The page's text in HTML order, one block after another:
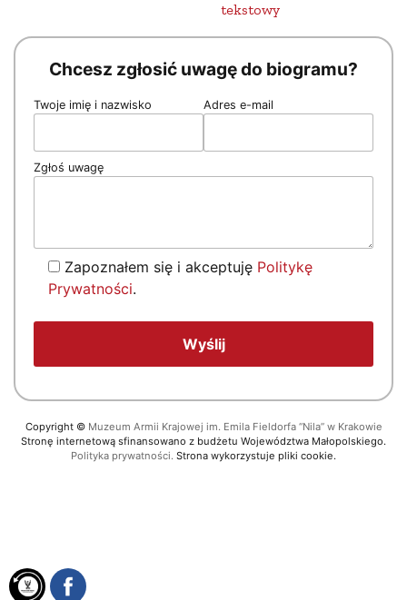
tekstowy
Chcesz zgłosić uwagę do biogramu?
Twoje imię i nazwisko Adres e-mail
Zgłoś uwagę
Zapoznałem się i akceptuję Politykę
Prywatności.
Copyright © Muzeum Armii Krajowej im. Emila Fieldorfa “Nila” w Krakowie
Stronę internetową sfinansowano z budżetu Województwa Małopolskiego.
Polityka prywatności. Strona wykorzystuje pliki cookie.